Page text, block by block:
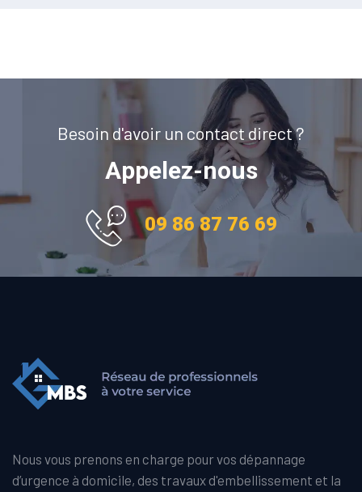
Besoin d'avoir un contact direct ?
Appelez-nous
09 86 87 76 69
Nous vous prenons en charge pour vos dépannage
d’urgence à domicile, des travaux d'embellissement et la